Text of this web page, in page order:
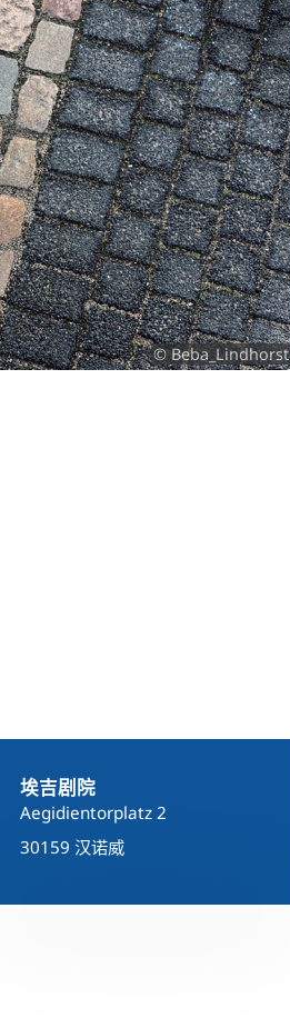
© Beba_Lindhorst
埃吉剧院
Aegidientorplatz 2
30159 汉诺威